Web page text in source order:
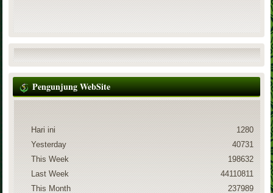
Pengunjung WebSite
Hari ini
Yesterday
This Week
Last Week
This Month
1280
40731
198632
44110811
237989